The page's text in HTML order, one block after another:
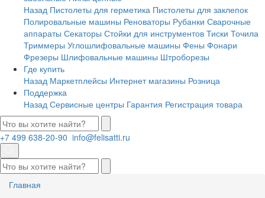
Назад Пистолеты для герметика Пистолеты для заклепок
Полировальные машины Реноваторы Рубанки Сварочные
аппараты Секаторы Стойки для инструментов Тиски Точила
Триммеры Углошлифовальные машины Фены Фонари
Фрезеры Шлифовальные машины Штроборезы
Где купить
Назад Маркетплейсы Интернет магазины Розница
Поддержка
Назад Сервисные центры Гарантия Регистрация товара
+7 499 638-20-90 info@felisatti.ru
Главная